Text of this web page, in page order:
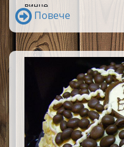
винце
Повече